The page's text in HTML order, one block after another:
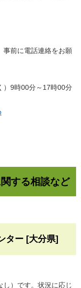
前に電話連絡をお願
9時00分～17時00分
する相談など
ター [大分県]
）です。状況に応じ